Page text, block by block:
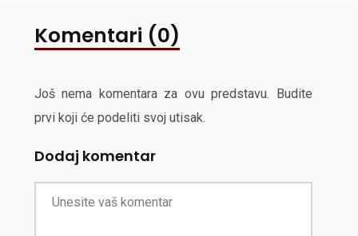
Komentari (0)
Još nema komentara za ovu predstavu. Budite
prvi koji će podeliti svoj utisak.
Dodaj komentar